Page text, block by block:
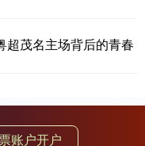
超茂名主场背后的青春
账户开户